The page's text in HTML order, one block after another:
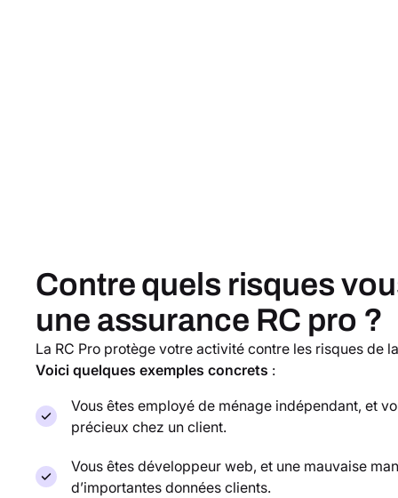
Contre quels risques
une assurance RC pro ?
La RC Pro protège votre activité contre les risques de
Voici quelques exemples concrets :
Vous êtes employé de ménage indépendant, et
précieux chez un client.
Vous êtes développeur web, et une mauvaise
d’importantes données clients.